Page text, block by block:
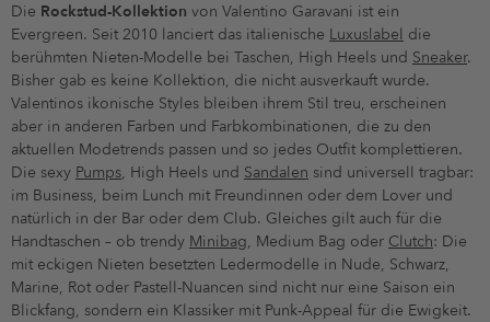
Die Rockstud-Kollektion von Valentino Garavani ist ein
Evergreen. Seit 2010 lanciert das italienische Luxuslabel die
berühmten Nieten-Modelle bei Taschen, High Heels und Sneaker.
Bisher gab es keine Kollektion, die nicht ausverkauft wurde.
Valentinos ikonische Styles bleiben ihrem Stil treu, erscheinen
aber in anderen Farben und Farbkombinationen, die zu den
aktuellen Modetrends passen und so jedes Outfit komplettieren.
Die sexy Pumps, High Heels und Sandalen sind universell tragbar:
im Business, beim Lunch mit Freundinnen oder dem Lover und
natürlich in der Bar oder dem Club. Gleiches gilt auch für die
Handtaschen – ob trendy Minibag, Medium Bag oder Clutch: Die
mit eckigen Nieten besetzten Ledermodelle in Nude, Schwarz,
Marine, Rot oder Pastell-Nuancen sind nicht nur eine Saison ein
Blickfang, sondern ein Klassiker mit Punk-Appeal für die Ewigkeit.